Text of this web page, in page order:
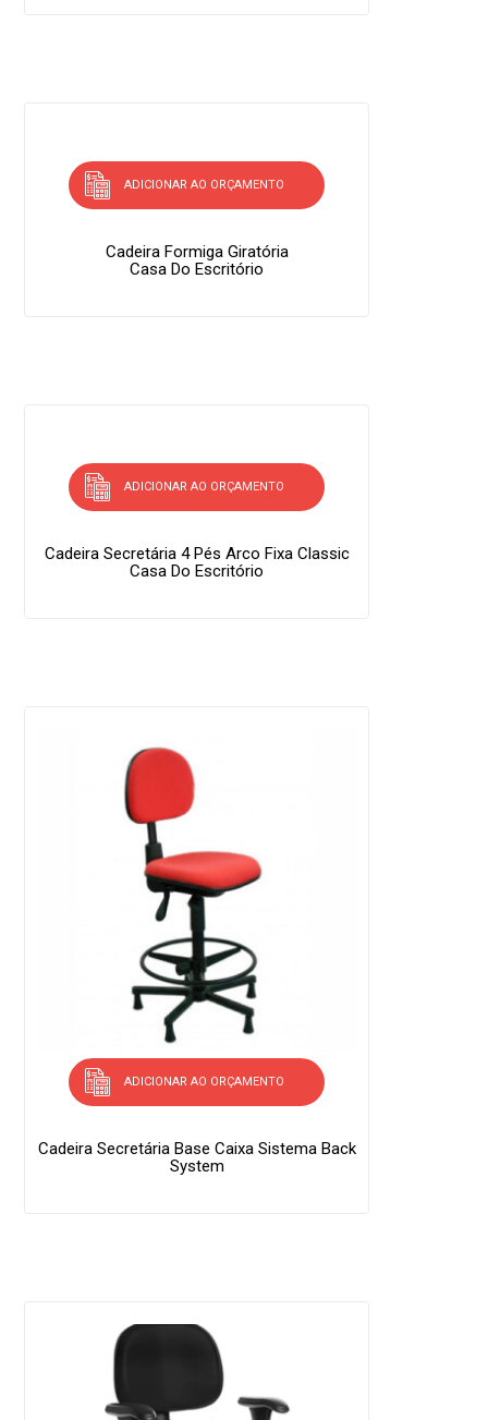
ADICIONAR AO ORÇAMENTO
Cadeira Formiga Giratória
Casa Do Escritório
ADICIONAR AO ORÇAMENTO
Cadeira Secretária 4 Pés Arco Fixa Classic
Casa Do Escritório
ADICIONAR AO ORÇAMENTO
Cadeira Secretária Base Caixa Sistema Back
System